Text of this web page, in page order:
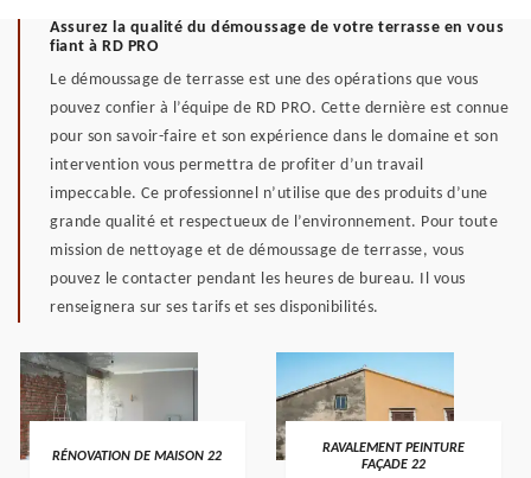
Assurez la qualité du démoussage de votre terrasse en vous
fiant à RD PRO
Le démoussage de terrasse est une des opérations que vous
pouvez confier à l’équipe de RD PRO. Cette dernière est connue
pour son savoir-faire et son expérience dans le domaine et son
intervention vous permettra de profiter d’un travail
impeccable. Ce professionnel n’utilise que des produits d’une
grande qualité et respectueux de l’environnement. Pour toute
mission de nettoyage et de démoussage de terrasse, vous
pouvez le contacter pendant les heures de bureau. Il vous
renseignera sur ses tarifs et ses disponibilités.
RÉNOVATION DE MAISON 22
RAVALEMENT PEINTURE
FAÇADE 22